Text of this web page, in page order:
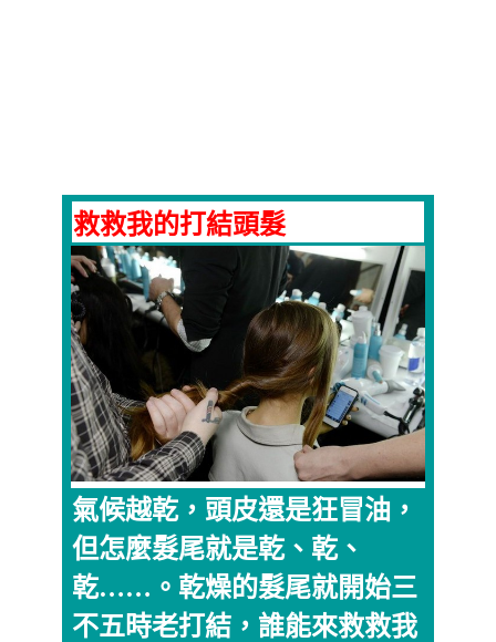
救救我的打結頭髮
氣候越乾，頭皮還是狂冒油，
但怎麼髮尾就是乾、乾、
乾……。乾燥的髮尾就開始三
不五時老打結，誰能來救救我